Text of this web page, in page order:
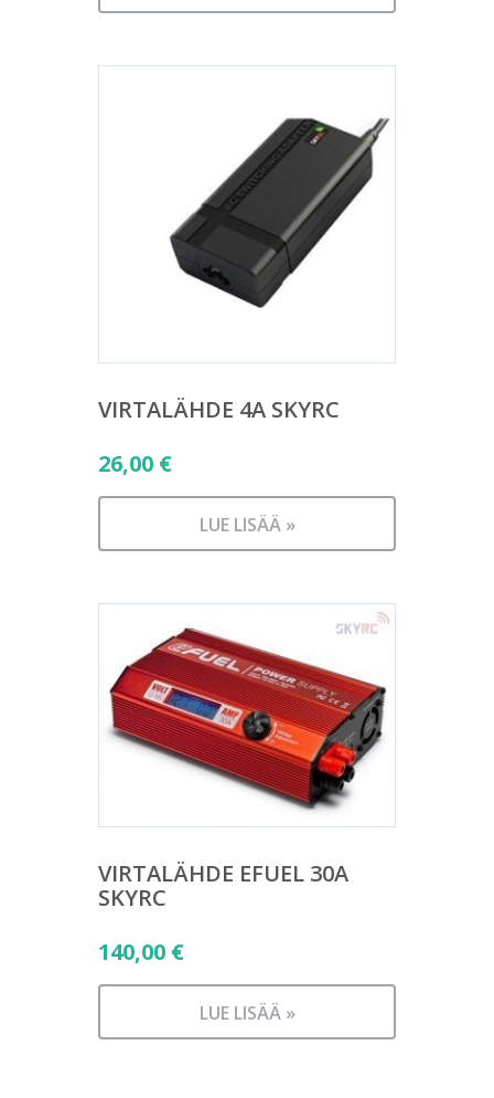
VIRTALÄHDE 4A SKYRC
26,00 €
LUE LISÄÄ »
VIRTALÄHDE EFUEL 30A
SKYRC
140,00 €
LUE LISÄÄ »